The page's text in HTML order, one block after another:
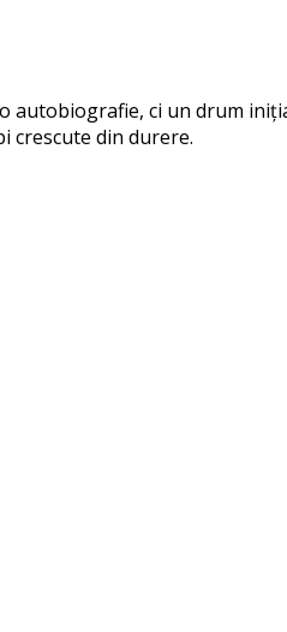
autobiografie, ci un drum
crescute din durere.